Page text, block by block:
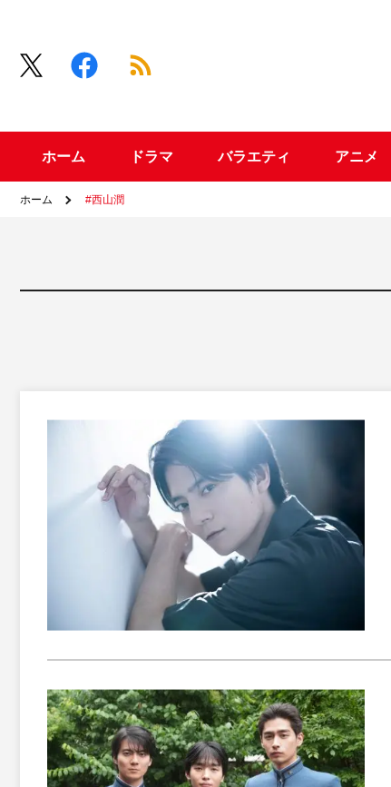
ホーム ドラマ バラエティ アニメ
ホーム #西山潤